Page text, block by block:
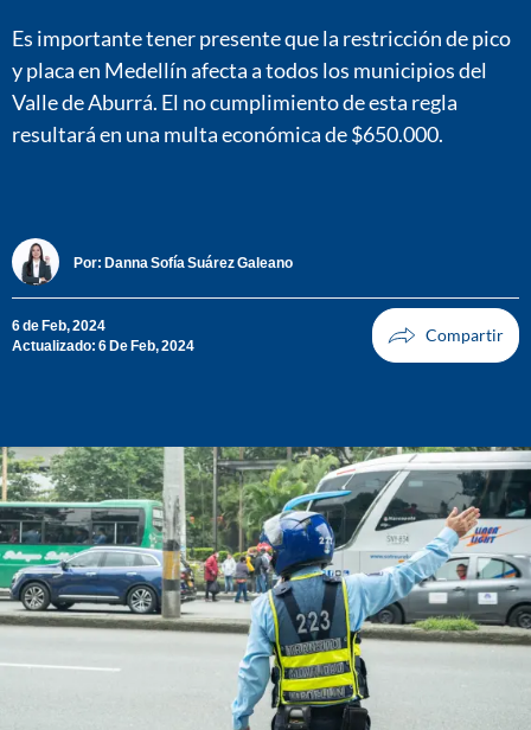
Es importante tener presente que la restricción de pico
y placa en Medellín afecta a todos los municipios del
Valle de Aburrá. El no cumplimiento de esta regla
resultará en una multa económica de $650.000.
Por: Danna Sofía Suárez Galeano
6 de Feb, 2024
Actualizado: 6 De Feb, 2024